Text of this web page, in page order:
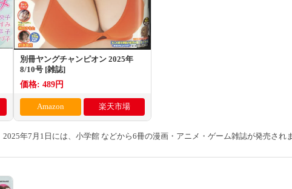
別冊ヤングチャンピオン 2025年
8/10号 [雑誌]
価格: 489円
Amazon 楽天市場
2025年7月1日には、小学館 などから6冊の漫画・アニメ・ゲーム雑誌が発売され